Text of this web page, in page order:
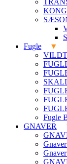
Fugle
Fugle
GNAVER